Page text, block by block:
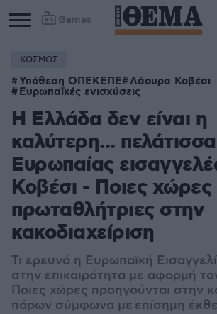
Games
ΚΟΣΜΟΣ
Υπόθεση ΟΠΕΚΕΠΕ Λάουρα Κοβέσι
Ευρωπαϊκές ενισχύσεις
Η Ελλάδα δεν είναι η
καλύτερη...
Ευρωπαίας
Κοβέσι - Ποιες χώρες
πρωταθλήτριες στην
κακοδιαχείριση
Τι ερευνά η Ευρωπαϊκή
στην επικαιρότητα με αφορμή
Ποιες χώρες προηγούνται στην
πόρων σύμφωνα με επίσημη